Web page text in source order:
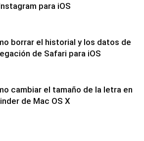
para iOS
borrar el historial y los datos de
de Safari para iOS
cambiar el tamaño de la letra en
de Mac OS X